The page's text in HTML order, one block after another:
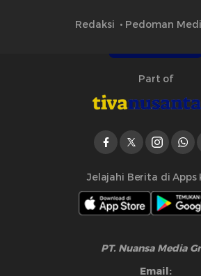
Redaksi Pedoman
Part of
Jelajahi Berita di Apps
PT. Nuansa Media
Email: